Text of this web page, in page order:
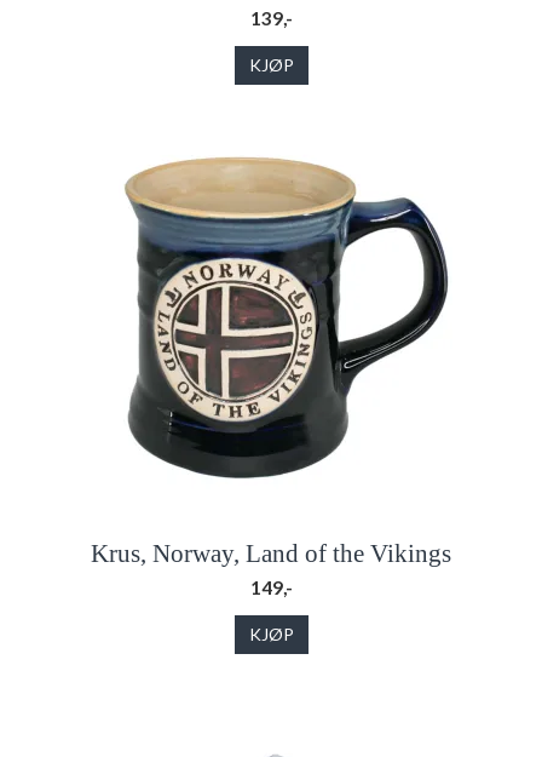
139,-
KJØP
Krus, Norway, Land of the Vikings
149,-
KJØP